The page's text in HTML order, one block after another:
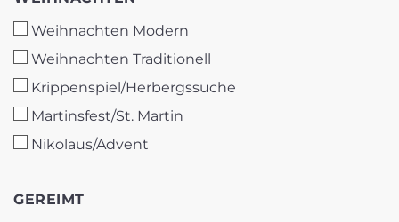
Weihnachten Modern
Weihnachten Traditionell
Krippenspiel/Herbergssuche
Martinsfest/St. Martin
Nikolaus/Advent
GEREIMT
GEREIMT